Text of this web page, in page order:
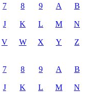
7 8 9 A B
J K L M N
V W X Y
Z
7 8 9 A B
J K L M N